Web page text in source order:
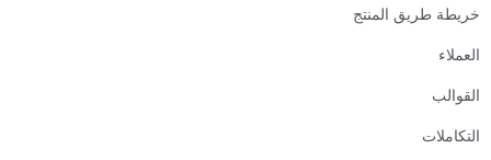
خريطة طريق المنتج
العملاء
القوالب
التكاملات